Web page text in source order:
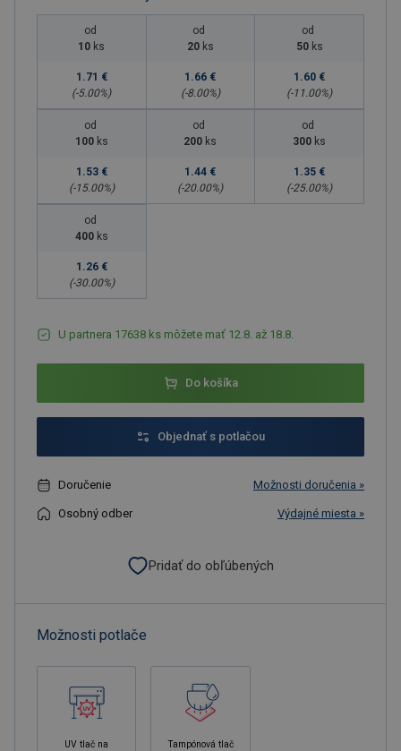
od
10 ks
1.71 €
(-5.00%)
od
20 ks
1.66 €
(-8.00%)
od
50 ks
1.60 €
(-11.00%)
od
100 ks
1.53 €
(-15.00%)
od
200 ks
1.44 €
(-20.00%)
od
300 ks
1.35 €
(-25.00%)
od
400 ks
1.26 €
(-30.00%)
U partnera 17638 ks môžete mať 12.8. až 18.8.
Do košíka
Objednať s potlačou
Doručenie Možnosti doručenia »
Osobný odber Výdajné miesta »
Pridať do obľúbených
Možnosti potlače
UV tlač na
Tampónová tlač